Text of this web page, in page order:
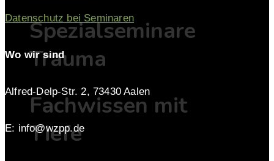
Spezialseminare
Trauma
Fachwissen mit
Tiefe
Datenschutz bei Seminaren
Wo wir sind
Alfred-Delp-Str. 2, 73430 Aalen
E: info@wzpp.de